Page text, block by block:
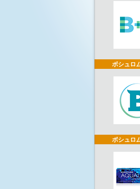
ボシュロ
ボシュロ